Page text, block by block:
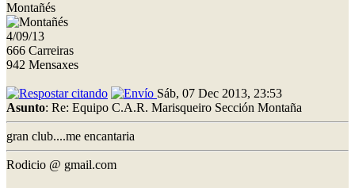
Montañés
4/09/13
666 Carreiras
942 Mensaxes
Sáb, 07 Dec 2013, 23:53
Asunto: Re: Equipo C.A.R. Marisqueiro Sección Montaña
gran club....me encantaria
Rodicio @ gmail.com